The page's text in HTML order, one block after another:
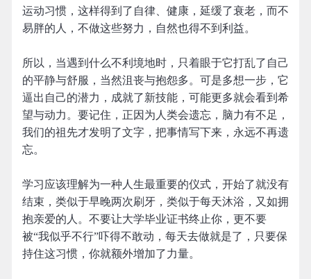
运动习惯，这样得到了自律、健康，延缓了衰老，而不
易胖的人，不做这些努力，自然也得不到利益。
所以，当遇到什么不利境地时，只着眼于它打乱了自己
的平静与舒服，当然沮丧与抱怨多。可是多想一步，它
逼出自己的潜力，成就了新技能，可能更多就会看到希
望与动力。要记住，正因为人类会遗忘，脑力有不足，
我们的祖先才发明了文字，把事情写下来，永远不再遗
忘。
学习应该理解为一种人生最重要的仪式，开始了就没有
结束，类似于早晚两次刷牙，类似于每天沐浴，又如拥
抱亲爱的人。不要让大学毕业证书终止你，更不要
被“我似乎不行”吓得不敢动，每天去做就是了，只要保
持住这习惯，你就额外增加了力量。